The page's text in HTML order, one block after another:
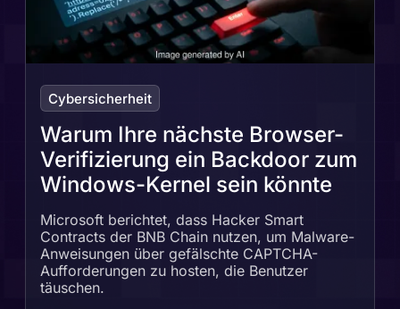
Cybersicherheit
Warum Ihre nächste Browser-
Verifizierung ein Backdoor zum
Windows-Kernel sein könnte
Microsoft berichtet, dass Hacker Smart
Contracts der BNB Chain nutzen, um Malware-
Anweisungen über gefälschte CAPTCHA-
Aufforderungen zu hosten, die Benutzer
täuschen.